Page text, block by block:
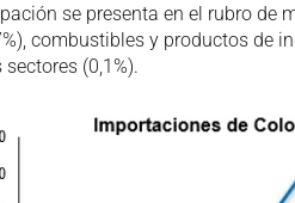
se presenta en el rubro de
combustibles y productos de
sectores (0,1%).